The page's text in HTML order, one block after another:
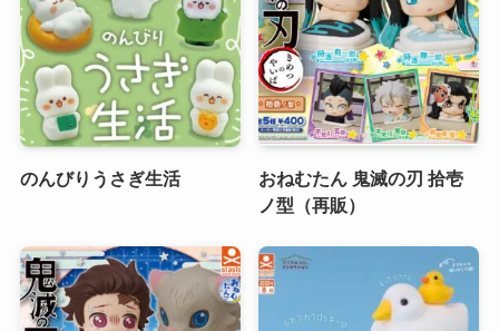
のんびりうさぎ生活
おねむたん 鬼滅の刃 拾壱
ノ型（再販）